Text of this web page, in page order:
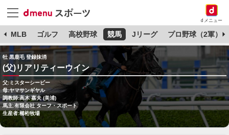
dメニュー
MLB ゴルフ 高校野球 競馬 Jリーグ プロ野球（2軍）
牡 黒鹿毛 登録抹消
(父)リアリティーウイン
父:ミスターシービー
母:ヤマサンギヤル
調教師:高木 嘉夫 (美浦)
馬主:有限会社 ターフ・スポート
生産者:櫛桁牧場